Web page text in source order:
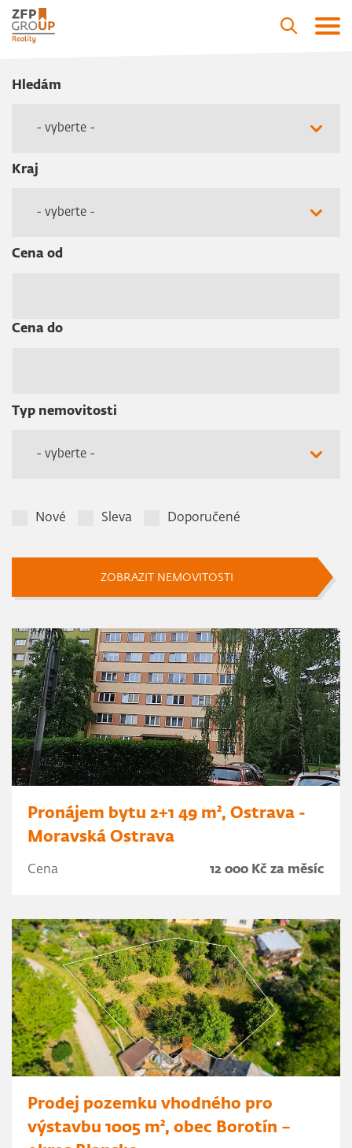
Hledám
- vyberte -
Kraj
- vyberte -
Cena od
Cena do
Typ nemovitosti
- vyberte -
Nové Sleva Doporučené
ZOBRAZIT NEMOVITOSTI
Pronájem bytu 2+1 49 m², Ostrava -
Moravská Ostrava
Cena 12 000 Kč za měsíc
Prodej pozemku vhodného pro
výstavbu 1005 m², obec Borotín –